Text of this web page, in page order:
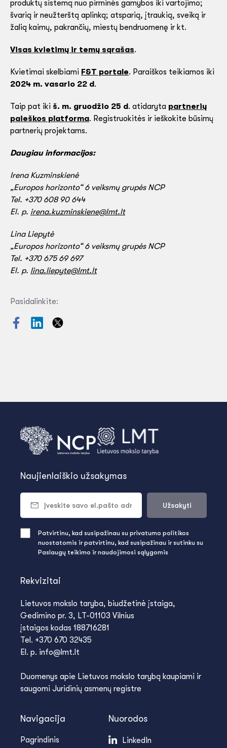
produktų sistemą nuo pirminės gamybos iki vartojimo;
švarią ir neužterštą aplinką; atsparią, įtraukią, sveiką ir
žalią kaimų, pakrančių, miestų bendruomenę ir kt.
Visas kvietimų ir temų sąrašas.
Kvietimai skelbiami F&T portale. Paraiškos teikiamos iki
2024 m. vasario 22 d.
Taip pat iki š. m. gruodžio 25 d. atidaryta partnerių
paieškos platforma. Registruokitės ir ieškokite būsimų
partnerių projektams.
Daugiau informacijos:
Irena Kuzminskienė
„Europos horizonto“ 6 veiksmų grupės NCP
Tel. +370 608 90 644
El. p. irena.kuzminskiene@lmt.lt
Lina Liepytė
„Europos horizonto“ 6 veiksmų grupės NCP
Tel. +370 675 69 697
El. p. lina.liepyte@lmt.lt
Pasidalinkite:
Rekvizitai
Lietuvos mokslo taryba, biudžetinė įstaiga,
Gedimino pr. 3, LT-01103 Vilnius
įstaigos kodas 188716281
Tel. +370 670 32435
El. p. info@lmt.lt
Duomenys apie Lietuvos mokslo tarybą kaupiami ir
saugomi Juridinių asmenų registre
Navigacija
Pagrindinis
Nuorodos
LinkedIn
Naujienlaiškio užsakymas
Užsakyti
Patvirtinu, kad susipažinau su privatumo politikos
nuostatomis ir patvirtinu, kad susipažinau ir sutinku su
Paslaugų teikimo ir naudojimosi sąlygomis